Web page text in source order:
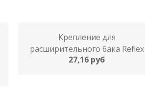
Крепление для
расширительного бака Reflex
27,16 руб